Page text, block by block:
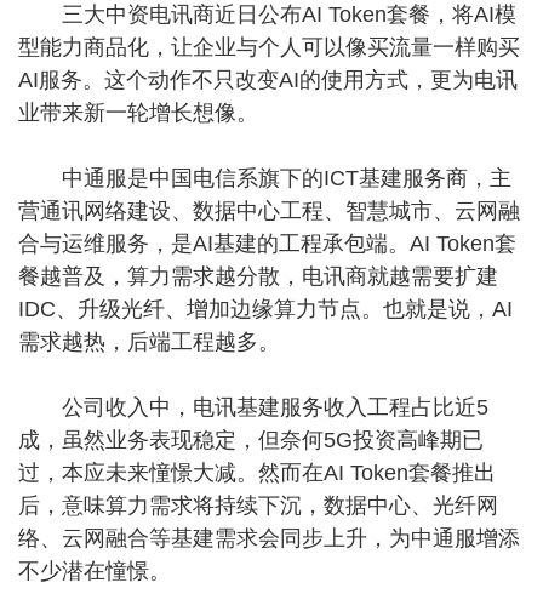
三大中资电讯商近日公布AI Token套餐，将AI模
型能力商品化，让企业与个人可以像买流量一样购买
AI服务。这个动作不只改变AI的使用方式，更为电讯
业带来新一轮增长想像。
中通服是中国电信系旗下的ICT基建服务商，主
营通讯网络建设、数据中心工程、智慧城市、云网融
合与运维服务，是AI基建的工程承包端。AI Token套
餐越普及，算力需求越分散，电讯商就越需要扩建
IDC、升级光纤、增加边缘算力节点。也就是说，AI
需求越热，后端工程越多。
公司收入中，电讯基建服务收入工程占比近5
成，虽然业务表现稳定，但奈何5G投资高峰期已
过，本应未来憧憬大减。然而在AI Token套餐推出
后，意味算力需求将持续下沉，数据中心、光纤网
络、云网融合等基建需求会同步上升，为中通服增添
不少潜在憧憬。